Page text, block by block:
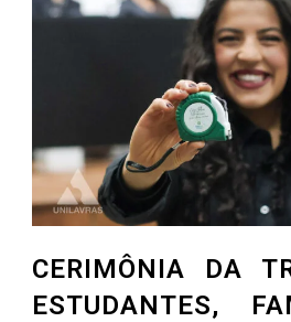
CERIMÔNIA DA
ESTUDANTES,